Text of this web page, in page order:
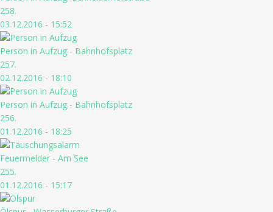
258.
03.12.2016 - 15:52
Person in Aufzug - Bahnhofsplatz
257.
02.12.2016 - 18:10
Person in Aufzug - Bahnhofsplatz
256.
01.12.2016 - 18:25
Feuermelder - Am See
255.
01.12.2016 - 15:17